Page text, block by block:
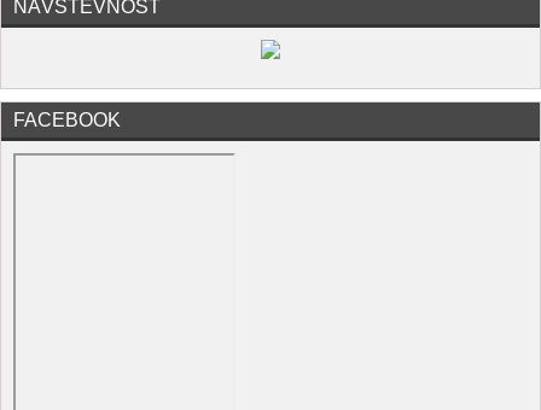
NÁVŠTĚVNOST
FACEBOOK